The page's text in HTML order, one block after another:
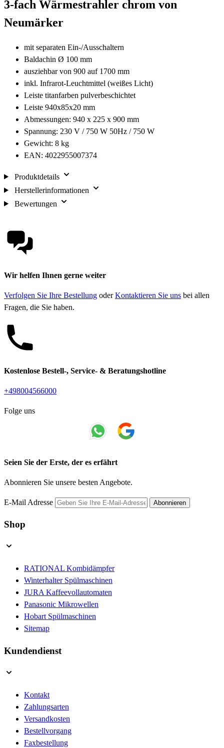
3-fach Wärmestrahler chrom von
Neumärker
mit separaten Ein-/Ausschaltern
Baldachin Ø 100 mm
ausziehbar von 900 auf 1700 mm
inkl. Infrarot-Leuchtmittel (weißes Licht)
Leiste titanfarben pulverbeschichtet
Leiste 940x85x20 mm
Abmessungen: 940 x 225 x 900 mm
Spannung: 230 V / 750 W 50Hz / 750 W
Gewicht: 8 kg
EAN: 4022955007374
Produktdetails
Herstellerinformationen
Bewertungen
Wir helfen Ihnen gerne weiter
Verfolgen Sie Ihre Bestellung oderKontaktieren Sie uns bei allen
Fragen, die Sie haben.
Kostenlose Bestell-, Service- & Beratungshotline
+498004566000
Folge uns
Seien Sie der Erste, der es erfährt
Abonnieren Sie unsere besten Angebote.
E-Mail Adresse Abonnieren
Shop
RATIONAL Kombidämpfer
Winterhalter Spülmaschinen
JURA Kaffeevollautomaten
Panasonic Mikrowellen
Hobart Spülmaschinen
Sitemap
Kundendienst
Kontakt
Zahlungsarten
Versandkosten
Bestellvorgang
Faxbestellung